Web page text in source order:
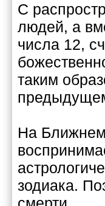
С
людей, а
числа 12,
таким
На Ближнем
зодиака.